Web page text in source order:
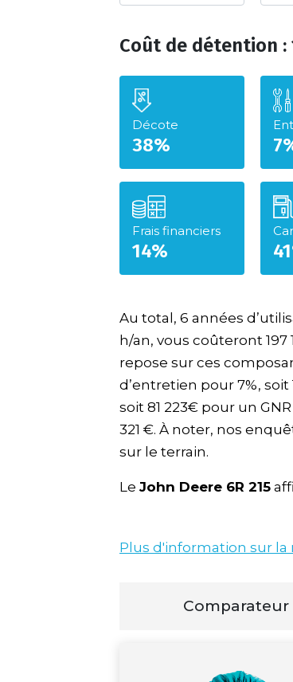
Coût de détention :
Décote
38%
Frais financiers
14%
Au total, 6 années
h/an, vous coûteront
repose sur ces
d’entretien pour 7%,
soit 81 223€ pour un
321 €. À noter, nos
sur le terrain.
Le John Deere 6R 215
Plus d'information sur la
Comparateur